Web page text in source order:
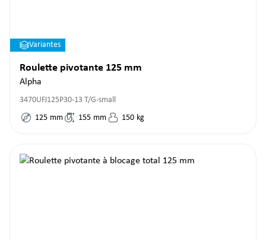
Variantes
Roulette pivotante 125 mm
Alpha
3470UFJ125P30-13 T/G-small
125 mm 155 mm 150 kg